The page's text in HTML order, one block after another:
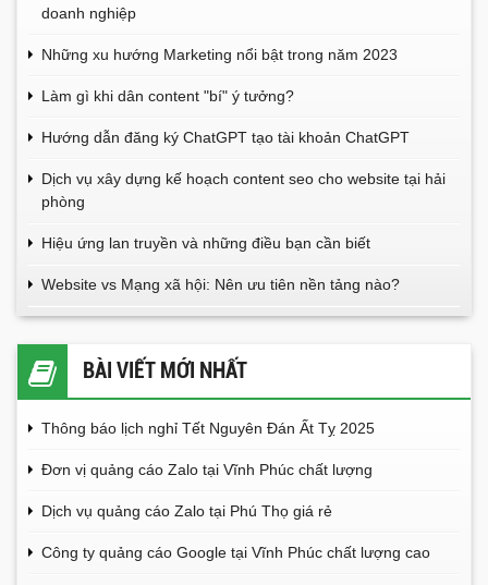
doanh nghiệp
Những xu hướng Marketing nổi bật trong năm 2023
Làm gì khi dân content "bí" ý tưởng?
Hướng dẫn đăng ký ChatGPT tạo tài khoản ChatGPT
Dịch vụ xây dựng kế hoạch content seo cho website tại hải
phòng
Hiệu ứng lan truyền và những điều bạn cần biết
Website vs Mạng xã hội: Nên ưu tiên nền tảng nào?
BÀI VIẾT MỚI NHẤT
Thông báo lịch nghỉ Tết Nguyên Đán Ất Tỵ 2025
Đơn vị quảng cáo Zalo tại Vĩnh Phúc chất lượng
Dịch vụ quảng cáo Zalo tại Phú Thọ giá rẻ
Công ty quảng cáo Google tại Vĩnh Phúc chất lượng cao